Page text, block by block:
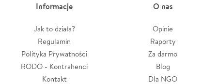
Informacje
Jak to działa?
Regulamin
Polityka Prywatności
RODO - Kontrahenci
Kontakt
O nas
Opinie
Raporty
Za darmo
Blog
Dla NGO